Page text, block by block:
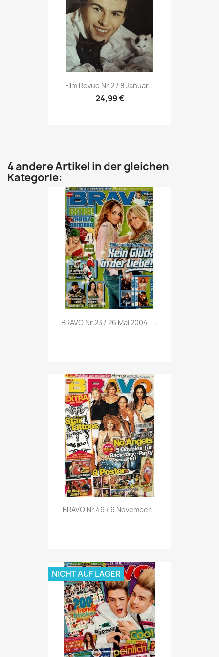
Vorschau
Film Revue Nr.2 / 8 Januar...
24,99 €
4 andere Artikel in der gleichen
Kategorie:
Vorschau
BRAVO Nr.23 / 26 Mai 2004 -...
Vorschau
BRAVO Nr.46 / 6 November...
NICHT AUF LAGER